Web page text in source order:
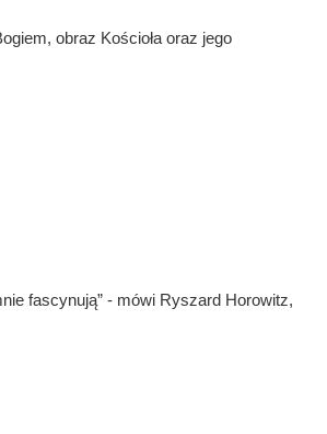
obraz Kościoła oraz jego
fascynują” - mówi Ryszard Horowitz,